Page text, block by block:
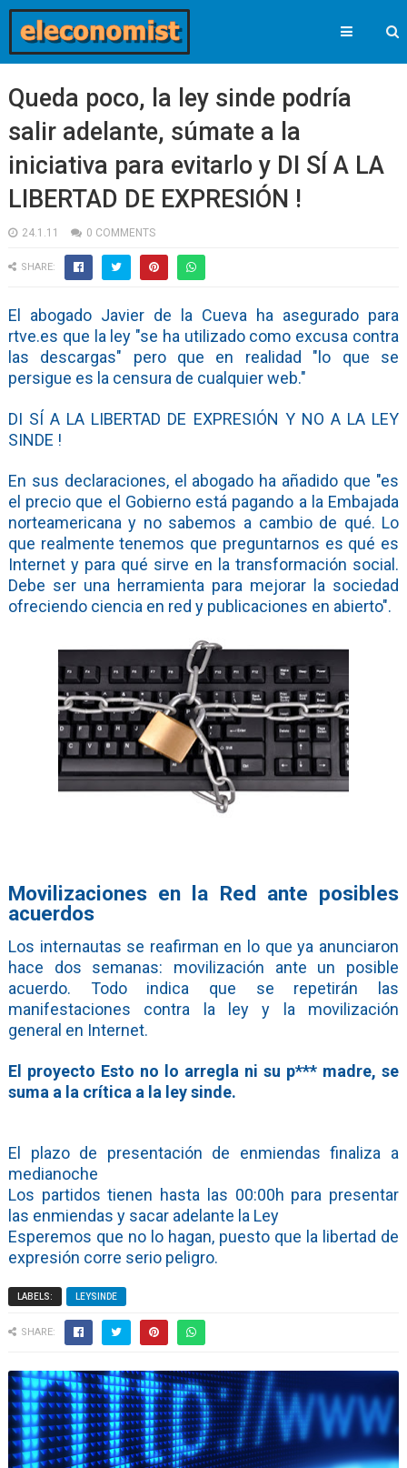
Queda poco, la ley sinde podría
salir adelante, súmate a la
iniciativa para evitarlo y DI SÍ A LA
LIBERTAD DE EXPRESIÓN !
24.1.11 0 COMMENTS
SHARE:
El abogado Javier de la Cueva ha asegurado para
rtve.es que la ley "se ha utilizado como excusa contra
las descargas" pero que en realidad "lo que se
persigue es la censura de cualquier web."
DI SÍ A LA LIBERTAD DE EXPRESIÓN Y NO A LA LEY
SINDE !
En sus declaraciones, el abogado ha añadido que "es
el precio que el Gobierno está pagando a la Embajada
norteamericana y no sabemos a cambio de qué. Lo
que realmente tenemos que preguntarnos es qué es
Internet y para qué sirve en la transformación social.
Debe ser una herramienta para mejorar la sociedad
ofreciendo ciencia en red y publicaciones en abierto".
Movilizaciones en la Red ante posibles
acuerdos
Los internautas se reafirman en lo que ya anunciaron
hace dos semanas: movilización ante un posible
acuerdo. Todo indica que se repetirán las
manifestaciones contra la ley y la movilización
general en Internet.
El proyecto Esto no lo arregla ni su p*** madre, se
suma a la crítica a la ley sinde.
El plazo de presentación de enmiendas finaliza a
medianoche
Los partidos tienen hasta las 00:00h para presentar
las enmiendas y sacar adelante la Ley
Esperemos que no lo hagan, puesto que la libertad de
expresión corre serio peligro.
LABELS: LEYSINDE
SHARE: